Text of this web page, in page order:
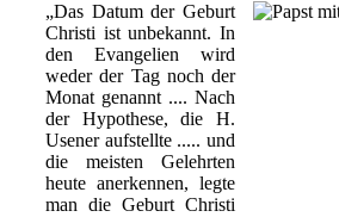
„Das Datum der Geburt
Christi ist unbekannt. In
den Evangelien wird
weder der Tag noch der
Monat genannt .... Nach
der Hypothese, die H.
Usener aufstellte ..... und
die meisten Gelehrten
heute anerkennen, legte
man die Geburt Christi